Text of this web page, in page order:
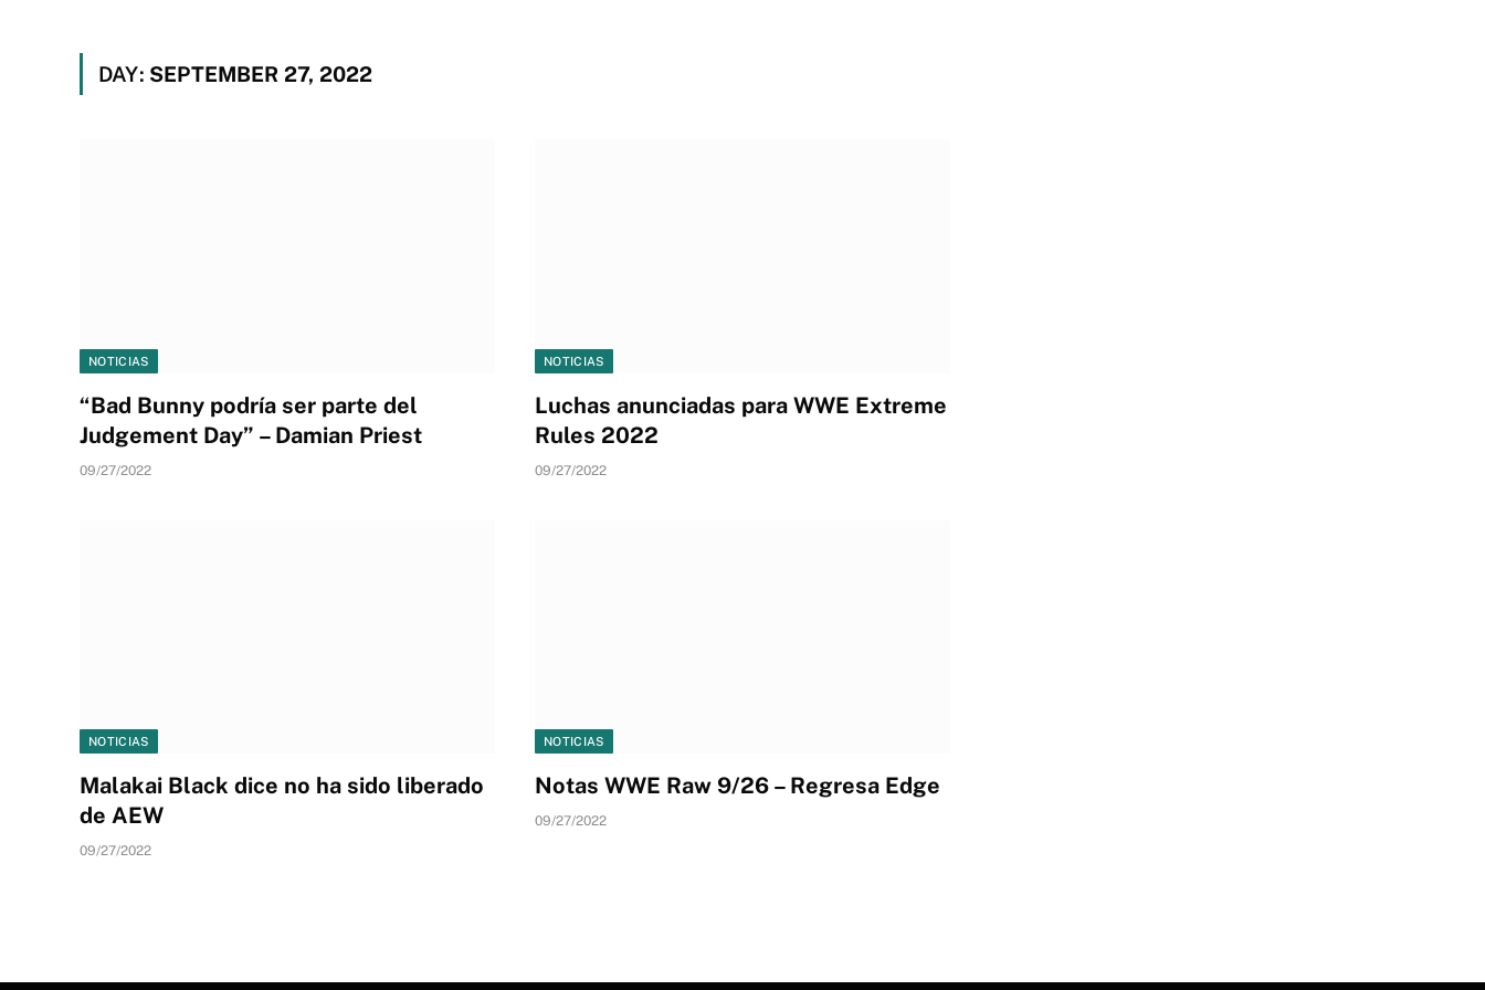
DAY: SEPTEMBER 27, 2022
NOTICIAS
“Bad Bunny podría ser parte del
Judgement Day” – Damian Priest
09/27/2022
NOTICIAS
Luchas anunciadas para WWE Extreme
Rules 2022
09/27/2022
NOTICIAS
Malakai Black dice no ha sido liberado
de AEW
09/27/2022
NOTICIAS
Notas WWE Raw 9/26 – Regresa Edge
09/27/2022